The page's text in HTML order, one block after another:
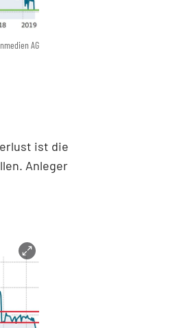
AG
ist die
Anleger